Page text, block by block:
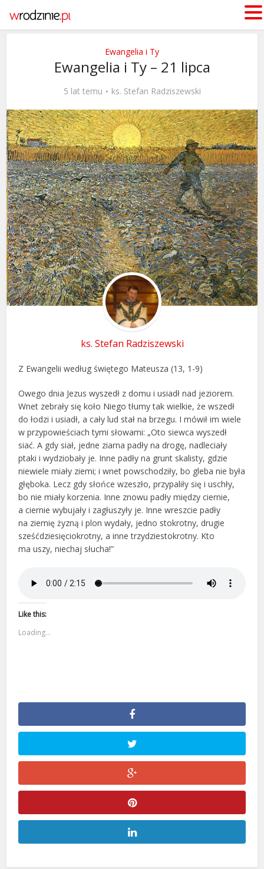
Ewangelia i Ty
Ewangelia i Ty – 21 lipca
5 lat temu ks. Stefan Radziszewski
ks. Stefan Radziszewski
Z Ewangelii według świętego Mateusza (13, 1-9)
Owego dnia Jezus wyszedł z domu i usiadł nad jeziorem.
Wnet zebrały się koło Niego tłumy tak wielkie, że wszedł
do łodzi i usiadł, a cały lud stał na brzegu. I mówił im wiele
w przypowieściach tymi słowami: „Oto siewca wyszedł
siać. A gdy siał, jedne ziarna padły na drogę, nadleciały
ptaki i wydziobały je. Inne padły na grunt skalisty, gdzie
niewiele miały ziemi; i wnet powschodziły, bo gleba nie była
głęboka. Lecz gdy słońce wzeszło, przypaliły się i uschły,
bo nie miały korzenia. Inne znowu padły między ciernie,
a ciernie wybujały i zagłuszyły je. Inne wreszcie padły
na ziemię żyzną i plon wydały, jedno stokrotny, drugie
sześćdziesięciokrotny, a inne trzydziestokrotny. Kto
ma uszy, niechaj słucha!”
Like this:
Loading...